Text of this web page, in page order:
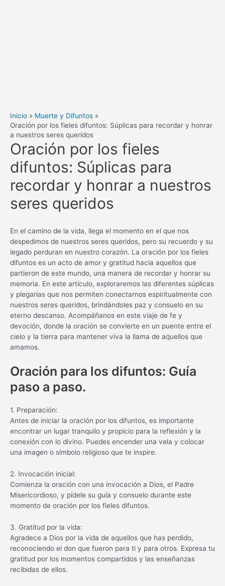
Inicio
Muerte y Difuntos
Oración por los fieles difuntos: Súplicas para recordar y honrar
a nuestros seres queridos
Oración por los fieles
difuntos: Súplicas para
recordar y honrar a nuestros
seres queridos
En el camino de la vida, llega el momento en el que nos
despedimos de nuestros seres queridos, pero su recuerdo y su
legado perduran en nuestro corazón. La oración por los fieles
difuntos es un acto de amor y gratitud hacia aquellos que
partieron de este mundo, una manera de recordar y honrar su
memoria. En este artículo, exploraremos las diferentes súplicas
y plegarias que nos permiten conectarnos espiritualmente con
nuestros seres queridos, brindándoles paz y consuelo en su
eterno descanso. Acompáñanos en este viaje de fe y
devoción, donde la oración se convierte en un puente entre el
cielo y la tierra para mantener viva la llama de aquellos que
amamos.
Oración para los difuntos: Guía
paso a paso.
1. Preparación:
Antes de iniciar la oración por los difuntos, es importante
encontrar un lugar tranquilo y propicio para la reflexión y la
conexión con lo divino. Puedes encender una vela y colocar
una imagen o símbolo religioso que te inspire.
2. Invocación inicial:
Comienza la oración con una invocación a Dios, el Padre
Misericordioso, y pídele su guía y consuelo durante este
momento de oración por los fieles difuntos.
3. Gratitud por la vida:
Agradece a Dios por la vida de aquellos que has perdido,
reconociendo el don que fueron para ti y para otros. Expresa tu
gratitud por los momentos compartidos y las enseñanzas
recibidas de ellos.